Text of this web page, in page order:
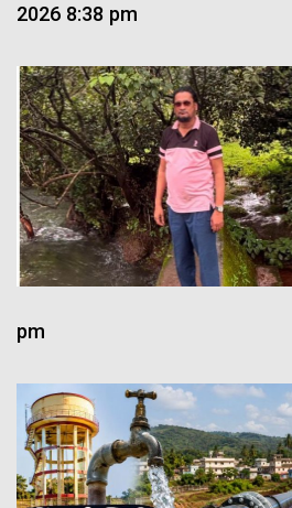
2026 8:38 pm
pm